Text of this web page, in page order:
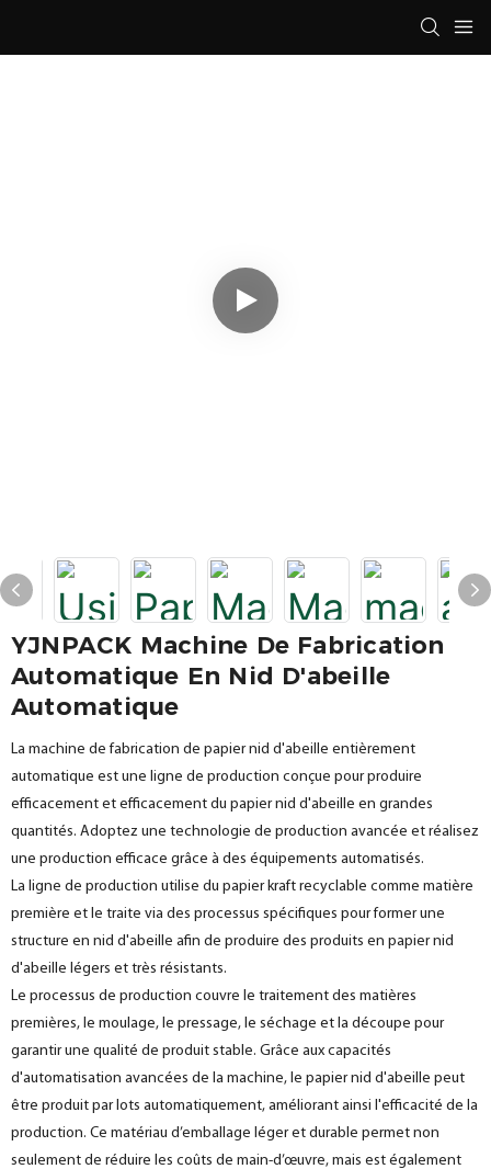
YJNPACK Machine De Fabrication
Automatique En Nid D'abeille
Automatique
La machine de fabrication de papier nid d'abeille entièrement
automatique est une ligne de production conçue pour produire
efficacement et efficacement du papier nid d'abeille en grandes
quantités. Adoptez une technologie de production avancée et réalisez
une production efficace grâce à des équipements automatisés.
La ligne de production utilise du papier kraft recyclable comme matière
première et le traite via des processus spécifiques pour former une
structure en nid d'abeille afin de produire des produits en papier nid
d'abeille légers et très résistants.
Le processus de production couvre le traitement des matières
premières, le moulage, le pressage, le séchage et la découpe pour
garantir une qualité de produit stable. Grâce aux capacités
d'automatisation avancées de la machine, le papier nid d'abeille peut
être produit par lots automatiquement, améliorant ainsi l'efficacité de la
production. Ce matériau d’emballage léger et durable permet non
seulement de réduire les coûts de main-d’œuvre, mais est également